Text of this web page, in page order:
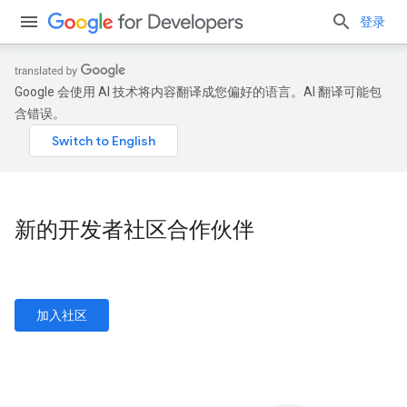
登录
Google 会使用 AI 技术将内容翻译成您偏好的语言。AI 翻译可能包
含错误。
新的开发者社区合作伙伴
加入社区